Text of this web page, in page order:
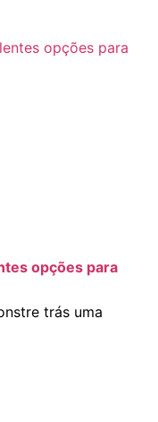
opções para
trás uma